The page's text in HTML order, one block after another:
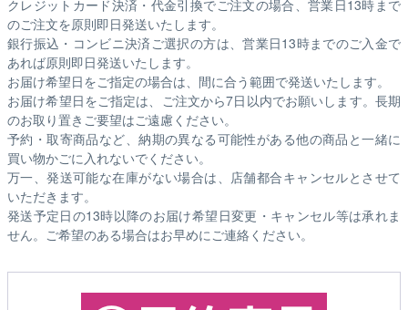
クレジットカード決済・代金引換でご注文の場合、営業日13時まで
のご注文を原則即日発送いたします。
銀行振込・コンビニ決済ご選択の方は、営業日13時までのご入金で
あれば原則即日発送いたします。
お届け希望日をご指定の場合は、間に合う範囲で発送いたします。
お届け希望日をご指定は、ご注文から7日以内でお願いします。長期
のお取り置きご要望はご遠慮ください。
予約・取寄商品など、納期の異なる可能性がある他の商品と一緒に
買い物かごに入れないでください。
万一、発送可能な在庫がない場合は、店舗都合キャンセルとさせて
いただきます。
発送予定日の13時以降のお届け希望日変更・キャンセル等は承れま
せん。ご希望のある場合はお早めにご連絡ください。